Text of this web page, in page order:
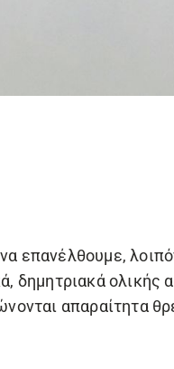
επανέλθουμε,
δημητριακά ολικής
απαραίτητα